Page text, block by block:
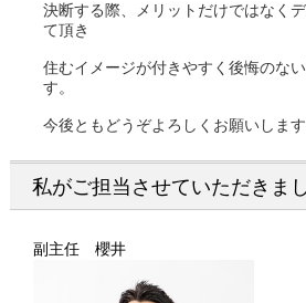
決断する際、メリットだけではなく
て頂き
住むイメージが付きやすく後悔のな
す。
今後ともどうぞよろしくお願いします
私がご担当させていただきま
副主任 櫻井